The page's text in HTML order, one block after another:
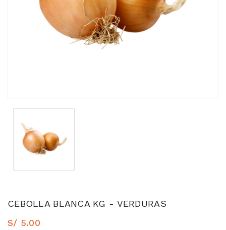
CEBOLLA BLANCA KG - VERDURAS
S/ 5.00